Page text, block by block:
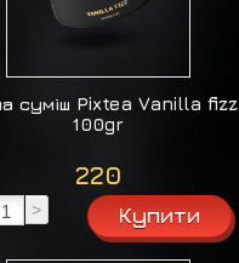
суміш Pixtea Vanilla fizz
100gr
220
>